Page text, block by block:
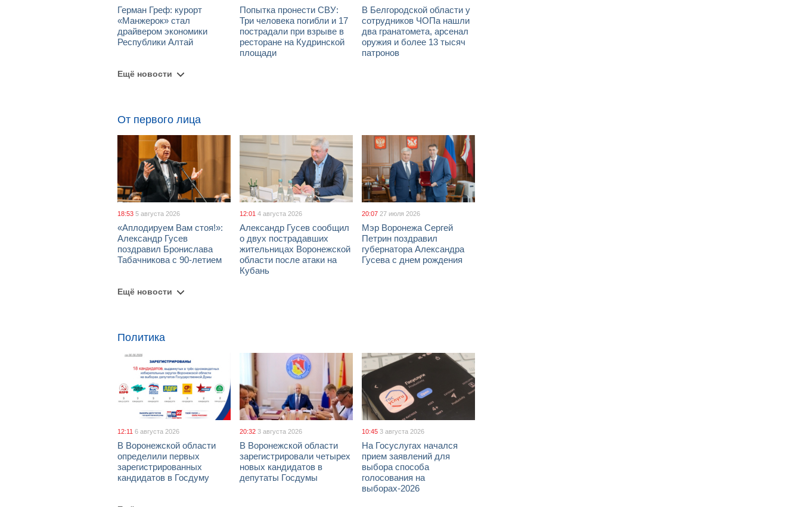
Герман Греф: курорт
«Манжерок» стал
драйвером экономики
Республики Алтай
Попытка пронести СВУ:
Три человека погибли и 17
пострадали при взрыве в
ресторане на Кудринской
площади
В Белгородской области у
сотрудников ЧОПа нашли
два гранатомета, арсенал
оружия и более 13 тысяч
патронов
Ещё новости
От первого лица
18:53 5 августа 2026
«Аплодируем Вам стоя!»:
Александр Гусев
поздравил Бронислава
Табачникова с 90-летием
12:01 4 августа 2026
Александр Гусев сообщил
о двух пострадавших
жительницах Воронежской
области после атаки на
Кубань
20:07 27 июля 2026
Мэр Воронежа Сергей
Петрин поздравил
губернатора Александра
Гусева с днем рождения
Ещё новости
Политика
12:11 6 августа 2026
В Воронежской области
определили первых
зарегистрированных
кандидатов в Госдуму
20:32 3 августа 2026
В Воронежской области
зарегистрировали четырех
новых кандидатов в
депутаты Госдумы
10:45 3 августа 2026
На Госуслугах начался
прием заявлений для
выбора способа
голосования на
выборах-2026